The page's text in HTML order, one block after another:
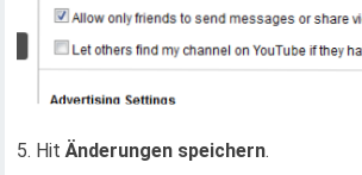
5. HitÄnderungen speichern.